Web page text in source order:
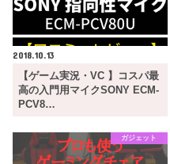
2018.10.13
【ゲーム実況・VC 】コスパ最
高の入門用マイクSONY ECM-
PCV8…
ガジェット